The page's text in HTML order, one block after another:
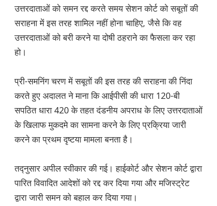
उत्तरदाताओं को समन रद्द करते समय सेशन कोर्ट को सबूतों की
सराहना में इस तरह शामिल नहीं होना चाहिए, जैसे कि वह
उत्तरदाताओं को बरी करने या दोषी ठहराने का फैसला कर रहा
हो।
प्री-समनिंग चरण में सबूतों की इस तरह की सराहना की निंदा
करते हुए अदालत ने माना कि आईपीसी की धारा 120-बी
सपठित धारा 420 के तहत दंडनीय अपराध के लिए उत्तरदाताओं
के खिलाफ मुकदमे का सामना करने के लिए प्रक्रिया जारी
करने का प्रथम दृष्टया मामला बनता है।
तद्नुसार अपील स्वीकार की गई। हाईकोर्ट और सेशन कोर्ट द्वारा
पारित विवादित आदेशों को रद्द कर दिया गया और मजिस्ट्रेट
द्वारा जारी समन को बहाल कर दिया गया।